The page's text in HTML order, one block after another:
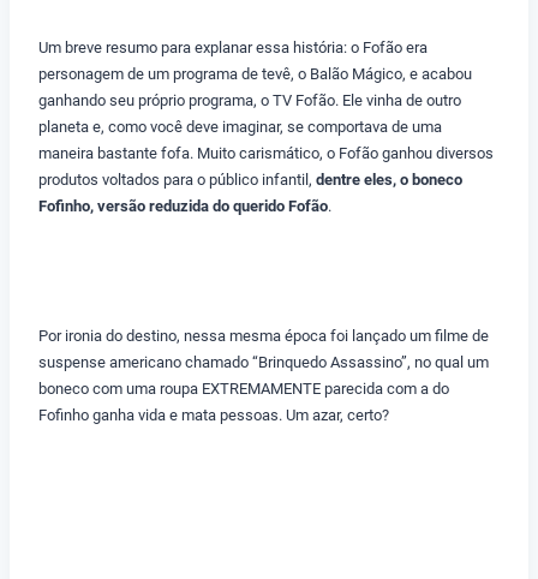
Um breve resumo para explanar essa história: o Fofão era
personagem de um programa de tevê, o Balão Mágico, e acabou
ganhando seu próprio programa, o TV Fofão. Ele vinha de outro
planeta e, como você deve imaginar, se comportava de uma
maneira bastante fofa. Muito carismático, o Fofão ganhou diversos
produtos voltados para o público infantil, dentre eles, o boneco
Fofinho, versão reduzida do querido Fofão.
Por ironia do destino, nessa mesma época foi lançado um filme de
suspense americano chamado “Brinquedo Assassino”, no qual um
boneco com uma roupa EXTREMAMENTE parecida com a do
Fofinho ganha vida e mata pessoas. Um azar, certo?